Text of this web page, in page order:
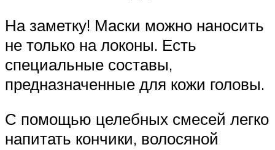
На заметку! Маски можно наносить
не только на локоны. Есть
специальные составы,
предназначенные для кожи головы.
С помощью целебных смесей легко
напитать кончики, волосяной